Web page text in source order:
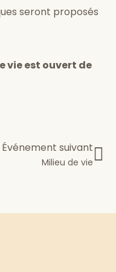
seront proposés
vie est ouvert de
Événement suivant
Milieu de vie